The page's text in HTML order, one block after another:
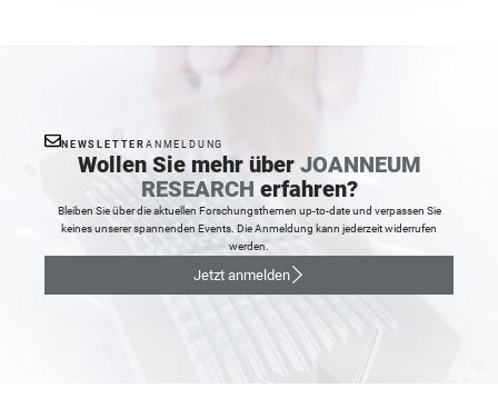
NEWSLETTER ANMELDUNG
Wollen Sie mehr über JOANNEUM
RESEARCH erfahren?
Bleiben Sie über die aktuellen Forschungsthemen up-to-date und verpassen Sie
keines unserer spannenden Events. Die Anmeldung kann jederzeit widerrufen
werden.
Jetzt anmelden